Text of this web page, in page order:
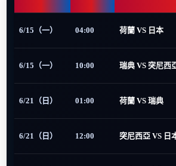
6/15（一） 04:00 荷蘭 VS 日本
6/15（一） 10:00 瑞典 VS 突尼西
6/21（日） 01:00 荷蘭 VS 瑞典
6/21（日） 12:00 突尼西亞 VS 日